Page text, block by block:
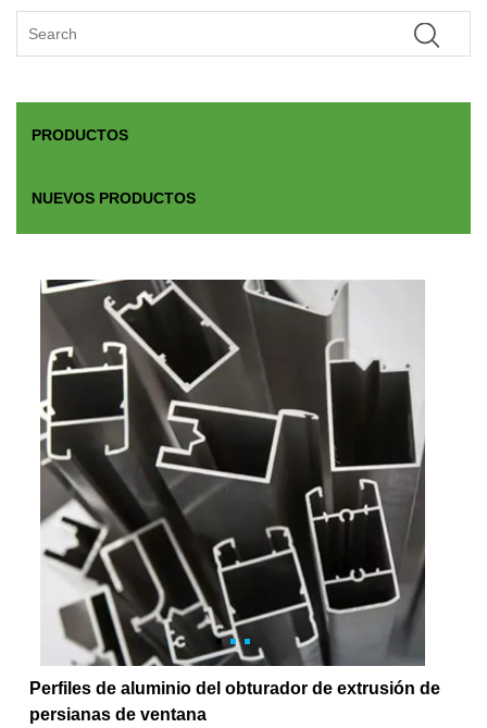
PRODUCTOS
NUEVOS PRODUCTOS
Perfiles de aluminio del obturador de extrusión de
persianas de ventana